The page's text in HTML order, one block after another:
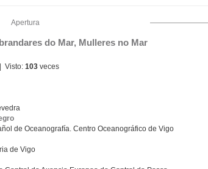
Apertura
do Mar, Mulleres no Mar
Visto:103 veces
de Oceanografía. Centro Oceanográfico de Vigo
de Vigo